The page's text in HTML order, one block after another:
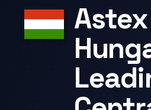
Astex